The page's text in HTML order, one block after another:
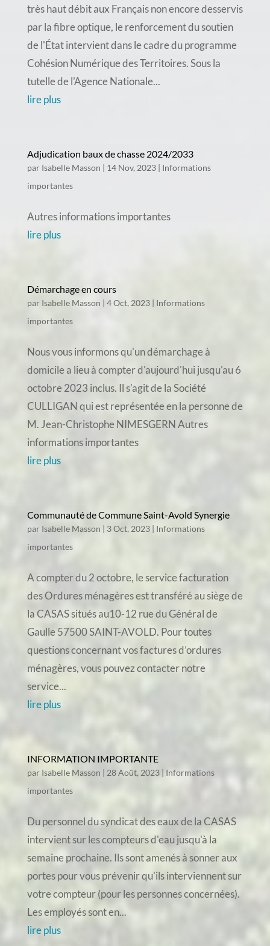
très haut débit aux Français non encore desservis
par la fibre optique, le renforcement du soutien
de l'État intervient dans le cadre du programme
Cohésion Numérique des Territoires. Sous la
tutelle de l'Agence Nationale...
lire plus
Adjudication baux de chasse 2024/2033
par Isabelle Masson | 14 Nov, 2023| Informations
importantes
Autres informations importantes
lire plus
Démarchage en cours
par Isabelle Masson | 4 Oct, 2023| Informations
importantes
Nous vous informons qu'un démarchage à
domicile a lieu à compter d'aujourd'hui jusqu'au 6
octobre 2023 inclus. Il s'agit de la Société
CULLIGAN qui est représentée en la personne de
M. Jean-Christophe NIMESGERN Autres
informations importantes
lire plus
Communauté de Commune Saint-Avold Synergie
par Isabelle Masson | 3 Oct, 2023| Informations
importantes
A compter du 2 octobre, le service facturation
des Ordures ménagères est transféré au siège de
la CASAS situés au10-12 rue du Général de
Gaulle 57500 SAINT-AVOLD. Pour toutes
questions concernant vos factures d’ordures
ménagères, vous pouvez contacter notre
service...
lire plus
INFORMATION IMPORTANTE
par Isabelle Masson | 28 Août, 2023| Informations
importantes
Du personnel du syndicat des eaux de la CASAS
intervient sur les compteurs d'eau jusqu'à la
semaine prochaine. Ils sont amenés à sonner aux
portes pour vous prévenir qu'ils interviennent sur
votre compteur (pour les personnes concernées).
Les employés sont en...
lire plus